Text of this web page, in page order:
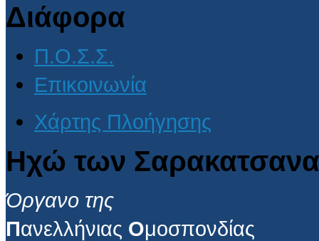
Διάφορα
Π.Ο.Σ.Σ.
Επικοινωνία
Χάρτης Πλοήγησης
Ηχώ των
Όργανο της
Πανελλήνιας Ομοσπονδίας